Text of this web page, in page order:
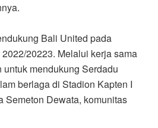
Bali United pada
20223. Melalui kerja sama
mendukung Serdadu
berlaga di Stadion Kapten I
Semeton Dewata, komunitas